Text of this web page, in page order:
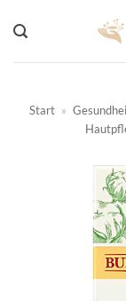
Inhalt
springen
Start »